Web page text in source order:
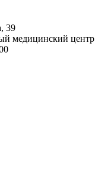
39
медицинский центр